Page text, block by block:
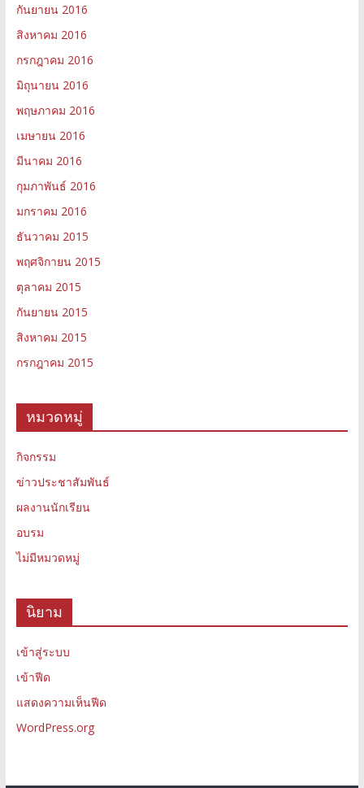
กันยายน 2016
สิงหาคม 2016
กรกฎาคม 2016
มิถุนายน 2016
พฤษภาคม 2016
เมษายน 2016
มีนาคม 2016
กุมภาพันธ์ 2016
มกราคม 2016
ธันวาคม 2015
พฤศจิกายน 2015
ตุลาคม 2015
กันยายน 2015
สิงหาคม 2015
กรกฎาคม 2015
หมวดหมู่
กิจกรรม
ข่าวประชาสัมพันธ์
ผลงานนักเรียน
อบรม
ไม่มีหมวดหมู่
นิยาม
เข้าสู่ระบบ
เข้าฟีด
แสดงความเห็นฟีด
WordPress.org